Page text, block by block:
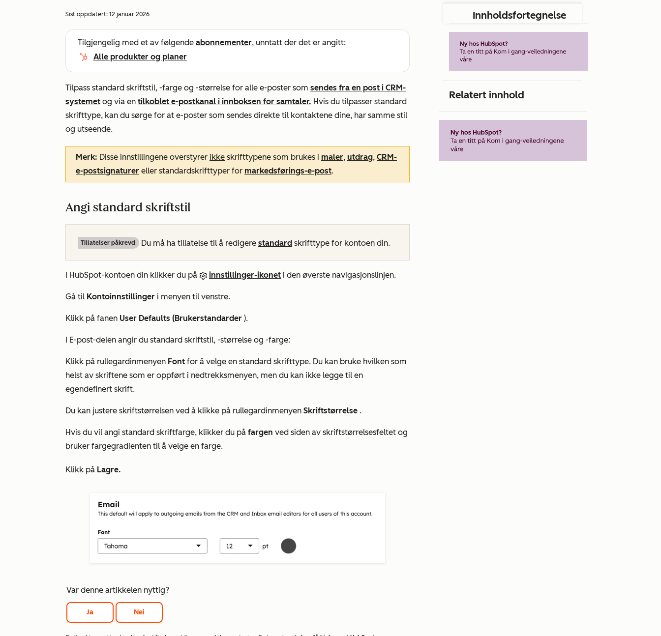
Sist oppdatert: 12 januar 2026
Tilgjengelig med et av følgende abonnementer, unntatt der det er angitt:
Alle produkter og planer
Tilpass standard skriftstil, -farge og -størrelse for alle e-poster som sendes fra en post i CRM-
systemet og via en tilkoblet e-postkanal i innboksen for samtaler. Hvis du tilpasser standard
skrifttype, kan du sørge for at e-poster som sendes direkte til kontaktene dine, har samme stil
og utseende.
Merk: Disse innstillingene overstyrer ikke skrifttypene som brukes i maler, utdrag, CRM-
e-postsignaturer eller standardskrifttyper for markedsførings-e-post.
Angi standard skriftstil
Tillatelser påkrevd Du må ha tillatelse til å redigere standard skrifttype for kontoen din.
I HubSpot-kontoen din klikker du på innstillinger-ikonet i den øverste navigasjonslinjen.
Gå til Kontoinnstillinger i menyen til venstre.
Klikk på fanen User Defaults (Brukerstandarder ).
I E-post-delen angir du standard skriftstil, -størrelse og -farge:
Klikk på rullegardinmenyen Font for å velge en standard skrifttype. Du kan bruke hvilken som
helst av skriftene som er oppført i nedtrekksmenyen, men du kan ikke legge til en
egendefinert skrift.
Du kan justere skriftstørrelsen ved å klikke på rullegardinmenyen Skriftstørrelse .
Hvis du vil angi standard skriftfarge, klikker du på fargen ved siden av skriftstørrelsesfeltet og
bruker fargegradienten til å velge en farge.
Klikk på Lagre.
Var denne artikkelen nyttig?
Ja Nei
Innholdsfortegnelse
Relatert innhold